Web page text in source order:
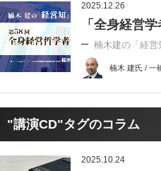
2025.12.26
「全身経営
楠木建の「経営
楠木 建氏 / 一
"講演CD"タグのコラム
2025.10.24